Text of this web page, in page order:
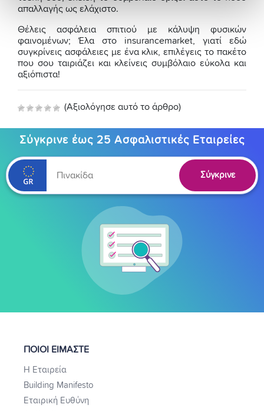
απαλλαγής ως ελάχιστο.
Θέλεις ασφάλεια σπιτιού με κάλυψη φυσικών
φαινομένων; Έλα στο insurancemarket, γιατί εδώ
συγκρίνεις ασφάλειες με ένα κλικ, επιλέγεις το πακέτο
που σου ταιριάζει και κλείνεις συμβόλαιο εύκολα και
αξιόπιστα!
(Αξιολόγησε αυτό το άρθρο)
Σύγκρινε έως 25 Ασφαλιστικές Εταιρείες
Σύγκρινε
ΠΟΙΟΙ ΕΙΜΑΣΤΕ
Η Εταιρεία
Building Manifesto
Εταιρική Ευθύνη